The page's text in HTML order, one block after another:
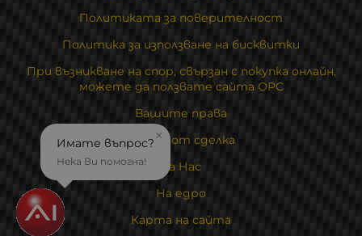
Политиката за поверителност
Политика за използване на бисквитки
При възникване на спор, свързан с покупка онлайн,
можете да ползвате сайта ОРС
Вашите права
Отказ от сделка
За Нас
На едро
Карта на сайта
×
Имате въпрос?
Нека Ви помогна!